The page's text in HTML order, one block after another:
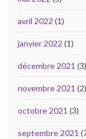
avril 2022 (1)
janvier 2022 (1)
décembre 2021 (3)
novembre 2021 (2)
octobre 2021 (3)
septembre 2021